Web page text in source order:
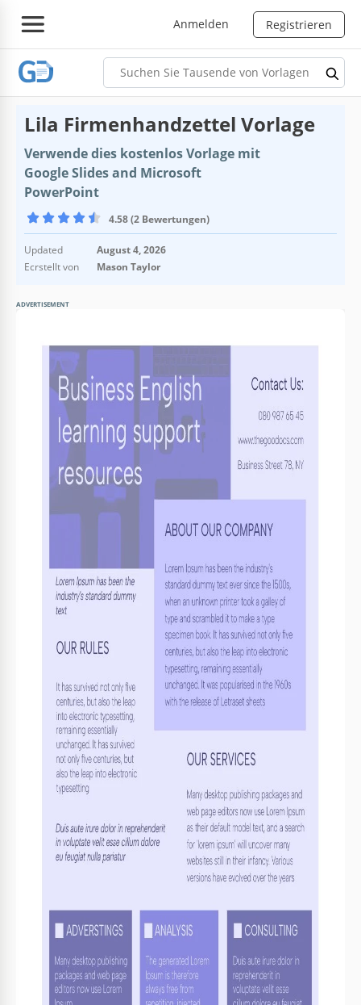
Anmelden Registrieren
Lila Firmenhandzettel Vorlage
Verwende dies kostenlos Vorlage mit
Google Slides and Microsoft
PowerPoint
4.58 (2 Bewertungen)
Updated
August 4, 2026
Ecrstellt von
Mason Taylor
ADVERTISEMENT